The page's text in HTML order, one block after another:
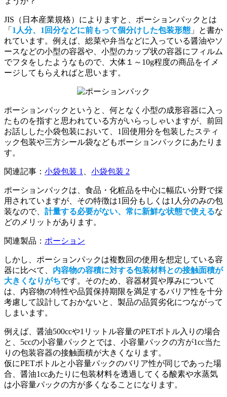
JIS（日本産業規格）によりますと、ポーションパックとは
「 1人分、1回分などに前もって個分けした包装形態 」と書か
れています。例えば、総菜や弁当などに入っている醤油やソ
ースなどの小型の容器や、小型のカップ状の容器にフィルム
でフタをしたようなもので、大体１～10g程度の商品をイメ
ージしてもらえればと思います。
ポーションパックというと、何となく小型の成形容器に入っ
たものを指すと思われている方がいらっしゃいますが、前回
お話しした小袋包装において、1回使用分を包装したスティ
ック包装や三方シール袋などもポーションパックにあたりま
す。
関連記事： 小袋包装 1 小袋包装 2
ポーションパックは、食品・化粧品を中心に幅広い分野で採
用されていますが、その特徴は1回分もしくは1人分のみの包
装なので、 計量する必要がない、常に新鮮な状態で使えるな
どのメリットがあります。
関連製品： ポーション
しかし、ポーションパックは複数回の使用を想定している容
器に比べて、 内容物の容積に対する包装材料との接触面積が
大きくなりがちです。そのため、容器材質や厚みについて
は、内容物の特性や品質保持期限を満足するバリア性を十分
考慮して設計しておかないと、製品の品質劣化につながって
しまいます。
例えば、醤油500ccや1リットル容量のPETボトル入りの場合
と、5ccの小容量パックとでは、小容量パックの方が1cc当た
りの包装容器の接触面積が大きくなります。
仮にPETボトルと小容量パックのバリア性が同じであった場
合、醤油1ccあたりに包装材料を透過してくる酸素や水蒸気
は小容量パックの方が多くなることになります。